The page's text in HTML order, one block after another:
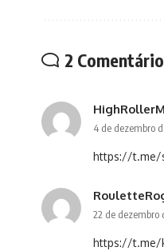
2
4 de dezembro
https://t.me/
22 de dezembro
https://t.me/